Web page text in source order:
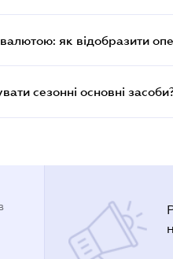
як відобразити
сезонні основні